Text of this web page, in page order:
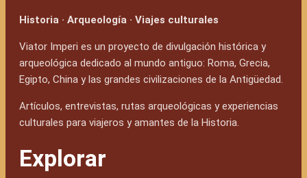
Historia · Arqueología · Viajes culturales
Viator Imperi es un proyecto de divulgación histórica y
arqueológica dedicado al mundo antiguo: Roma, Grecia,
Egipto, China y las grandes civilizaciones de la Antigüedad.
Artículos, entrevistas, rutas arqueológicas y experiencias
culturales para viajeros y amantes de la Historia.
Explorar